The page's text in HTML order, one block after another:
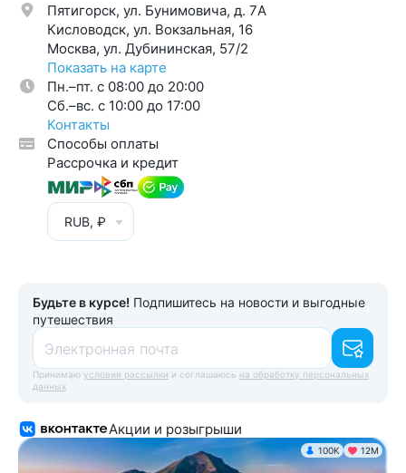
Пятигорск, ул. Бунимовича, д. 7A
Кисловодск, ул. Вокзальная, 16
Москва, ул. Дубининская, 57/2
Показать на карте
Пн.–пт. с 08:00 до 20:00
Cб.–вс. с 10:00 до 17:00
Контакты
Способы оплаты
Рассрочка и кредит
RUB, ₽
Будьте в курсе! Подпишитесь на новости и выгодные
путешествия
Электронная почта
Принимаю условия рассылки и соглашаюсь на обработку персональных
данных
Акции и розыгрыши
100K 12М